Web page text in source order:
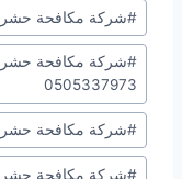
#شركة مكافحة حشرات في
#شركة مكافحة
0505337973
#شركة مكافحة حشرات في
#شركة مكافحة حشرات في